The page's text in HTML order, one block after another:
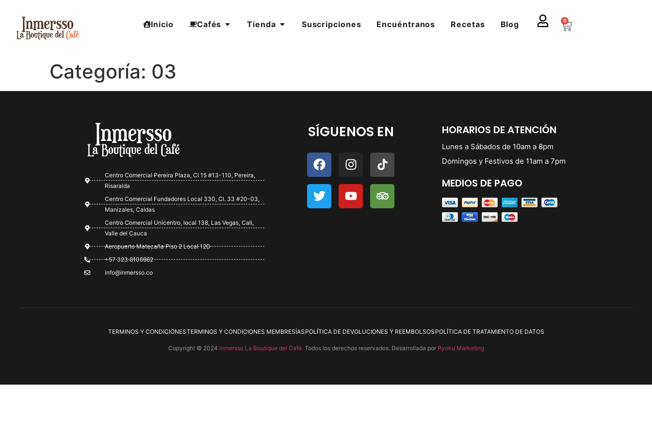
Inicio Cafés Tienda Suscripciones Encuéntranos Recetas Blog 0
Categoría: 03
Centro Comercial Pereira Plaza, Cl 15 #13-110, Pereira,
Risaralda
Centro Comercial Fundadores Local 330, Cl. 33 #20-03,
Manizales, Caldas
Centro Comercial Unicentro, local 138, Las Vegas, Cali,
Valle del Cauca
Aeropuerto Matecaña Piso 2 Local 12D
+57 323 8106962
info@inmersso.co
SÍGUENOS EN HORARIOS DE ATENCIÓN
Lunes a Sábados de 10am a 8pm
Domingos y Festivos de 11am a 7pm
MEDIOS DE PAGO
TERMINOS Y CONDICIONESTERMINOS Y CONDICIONES MEMBRESÍAS POLÍTICA DE DEVOLUCIONES Y REEMBOLSOS POLÍTICA DE TRATAMIENTO DE DATOS
Copyright © 2024 Inmersso La Boutique del Café. Todos los derechos reservados. Desarrollada por Ryoku Marketing